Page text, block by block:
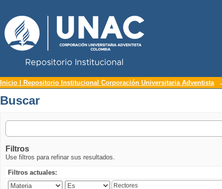
Buscar
Inicio | Repositorio Institucional Corporación Universitaria Adventista
Buscar
Filtros
Use filtros para refinar sus resultados.
Filtros actuales: